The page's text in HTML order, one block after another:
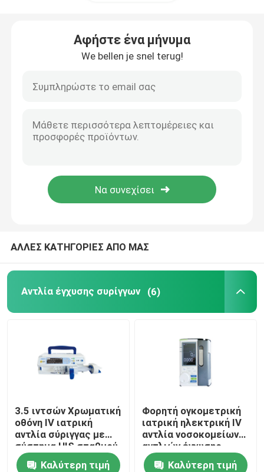
Ιατρική αντλία αναρροφής
CPAP APAP BIPAP
Χειρουργικό φως και προβολέας
Μηχανή εξαεριστήρων ICU
αναισθησιολογικό μηχάνημα
Μηχανή αποστειρωτή ατμού
Αφήστε ένα μήνυμα
We bellen je snel terug!
ΑΛΛΕΣ ΚΑΤΗΓΟΡΙΕΣ ΑΠΟ ΜΑΣ
Αντλία έγχυσης συρίγγων (6)
3.5 ιντσών Χρωματική
οθόνη IV ιατρική
αντλία σύριγγας με
σύστημα HIS σταθμού
αποβάθρας
Καλύτερη τιμή
Φορητή ογκομετρική
ιατρική ηλεκτρική IV
αντλία νοσοκομείων
αντλιών έγχυσης
Καλύτερη τιμή